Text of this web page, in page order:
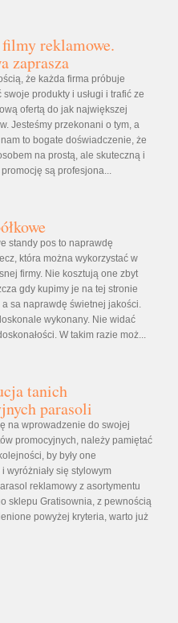
reklamowe.
zaprasza
że każda firma próbuje
produkty i usługi i trafić ze
ofertą do jak największej
Jesteśmy przekonani o tym, a
to bogate doświadczenie, że
na prostą, ale skuteczną i
są profesjona...
standy pos to naprawdę
która można wykorzystać w
firmy. Nie kosztują one zbyt
gdy kupimy je na tej stronie
sa naprawdę świetnej jakości.
wykonany. Nie widać
W takim razie moż...
tanich
parasoli
na wprowadzenie do swojej
promocyjnych, należy pamiętać
by były one
wyróżniały się stylowym
reklamowy z asortymentu
sklepu Gratisownia, z pewnością
powyżej kryteria, warto już